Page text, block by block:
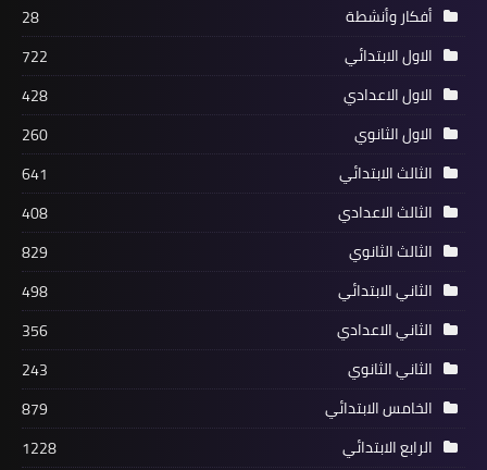
أفكار وأنشطة
28
الاول الابتدائي
722
الاول الاعدادي
428
الاول الثانوي
260
الثالث الابتدائي
641
الثالث الاعدادي
408
الثالث الثانوي
829
الثاني الابتدائي
498
الثاني الاعدادي
356
الثاني الثانوي
243
الخامس الابتدائي
879
الرابع الابتدائي
1228